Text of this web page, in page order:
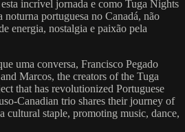
esta incrível jornada e como Tuga Nights
portuguesa no Canadá, não
energia, nostalgia e paixão pela
uma conversa, Francisco Pegado
Marcos, the creators of the Tuga
that has revolutionized Portuguese
Canadian trio shares their journey of
cultural staple, promoting music, dance,